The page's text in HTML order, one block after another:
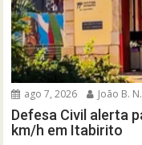
ago 7, 2026 João B.
Defesa Civil alerta
km/h em Itabirito